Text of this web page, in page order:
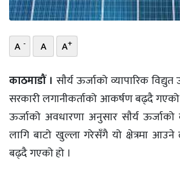
खोज
प्रोफाइल
विशेष
A - A A+
काठमाडौं । साैर्य ऊर्जाको व्यापारिक
सरकारी लगानीकर्ताको आकर्षण बढ्दै
ऊर्जाको अवधारणा अनुसार साैर्य ऊर्जाको
लागि बाटो खुल्ला गरेसँगै यो क्षेत्रमा आउने
बढ्दै गएको हो ।